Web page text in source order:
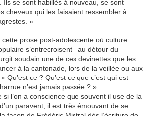
Ils se sont habillés à nouveau, se sont
cheveux qui les faisaient ressembler à
»
cette prose post-adolescente où culture
s’entrecroisent : au détour du
soudain une de ces devinettes que les
à la cantonade, lors de la veillée ou aux
Qu’est ce ? Qu’est ce que c’est qui est
n’est jamais passée ? »
si l’on a conscience que souvent il use de la
paravent, il est très émouvant de se